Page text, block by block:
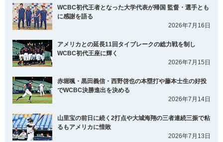
WCBC初代王者となった大学代表が帰国 監督・選手とも
に感謝を語る
2026年7月16日
アメリカとの延長11回タイブレークの総力戦を制し
WCBC初代王座に輝く
2026年7月15日
赤堀颯・黒田義信・西野啓也の本塁打や藤本士生の好投
でWCBC決勝進出を決める
2026年7月14日
山里宝の前日に続く2打点や大城海翔の三者連続三振で粘
るもアメリカに惜敗
2026年7月13日